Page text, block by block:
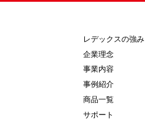
レデックスの強み
企業理念
事業内容
事例紹介
商品一覧
サポート